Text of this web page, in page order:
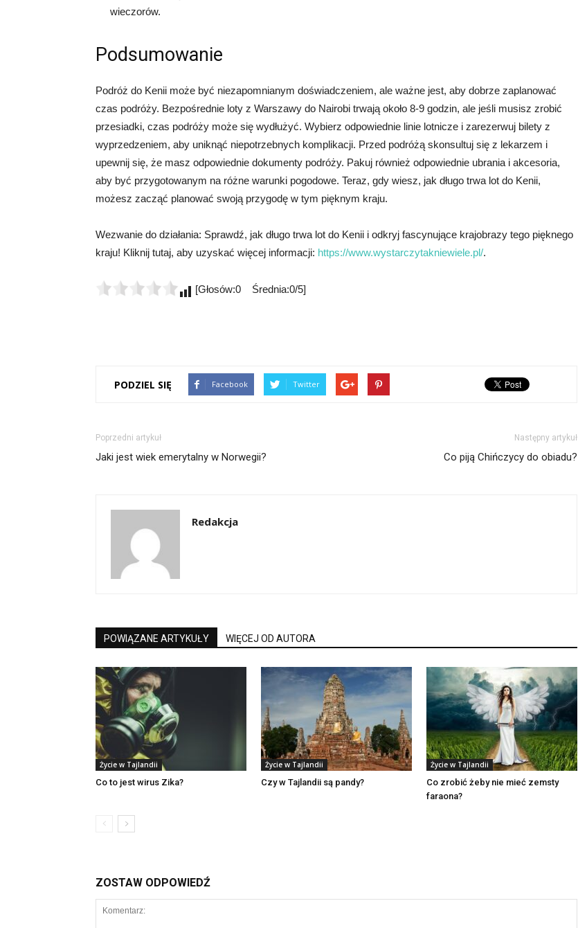
wieczorów.
Podsumowanie
Podróż do Kenii może być niezapomnianym doświadczeniem, ale ważne jest, aby dobrze zaplanować
czas podróży. Bezpośrednie loty z Warszawy do Nairobi trwają około 8-9 godzin, ale jeśli musisz zrobić
przesiadki, czas podróży może się wydłużyć. Wybierz odpowiednie linie lotnicze i zarezerwuj bilety z
wyprzedzeniem, aby uniknąć niepotrzebnych komplikacji. Przed podróżą skonsultuj się z lekarzem i
upewnij się, że masz odpowiednie dokumenty podróży. Pakuj również odpowiednie ubrania i akcesoria,
aby być przygotowanym na różne warunki pogodowe. Teraz, gdy wiesz, jak długo trwa lot do Kenii,
możesz zacząć planować swoją przygodę w tym pięknym kraju.
Wezwanie do działania: Sprawdź, jak długo trwa lot do Kenii i odkryj fascynujące krajobrazy tego pięknego
kraju! Kliknij tutaj, aby uzyskać więcej informacji: https://www.wystarczytakniewiele.pl/.
[Głosów:0 Średnia:0/5]
PODZIEL SIĘ Facebook Twitter
Poprzedni artykuł
Jaki jest wiek emerytalny w Norwegii?
Następny artykuł
Co piją Chińczycy do obiadu?
Redakcja
POWIĄZANE ARTYKUŁY WIĘCEJ OD AUTORA
Życie w Tajlandii
Co to jest wirus Zika?
Życie w Tajlandii
Czy w Tajlandii są pandy?
Życie w Tajlandii
Co zrobić żeby nie mieć zemsty
faraona?
ZOSTAW ODPOWIEDŹ